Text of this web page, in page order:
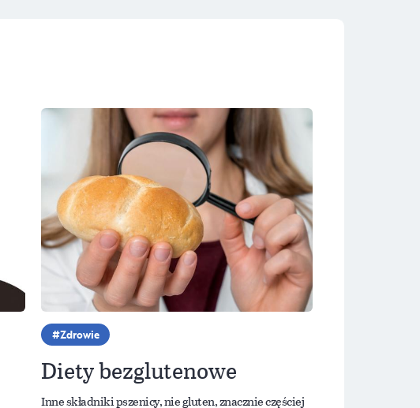
Zdrowie
Diety bezglutenowe
Inne składniki pszenicy, nie gluten, znacznie częściej